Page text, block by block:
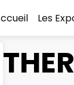
Les